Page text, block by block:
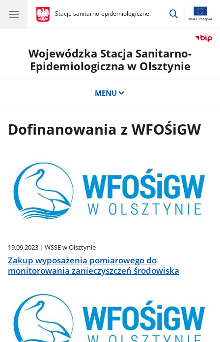
gov.pl
Stacje sanitarno-epidemiologiczne
gov.pl
Stacje
przejdź
Wojewódzka Stacja Sanitarno-
Epidemiologiczna w Olsztynie
MENU
Dofinanowania z WFOŚiGW
19.09.2023 WSSE w Olsztynie
Zakup wyposażenia pomiarowego do
monitorowania zanieczyszczeń środowiska